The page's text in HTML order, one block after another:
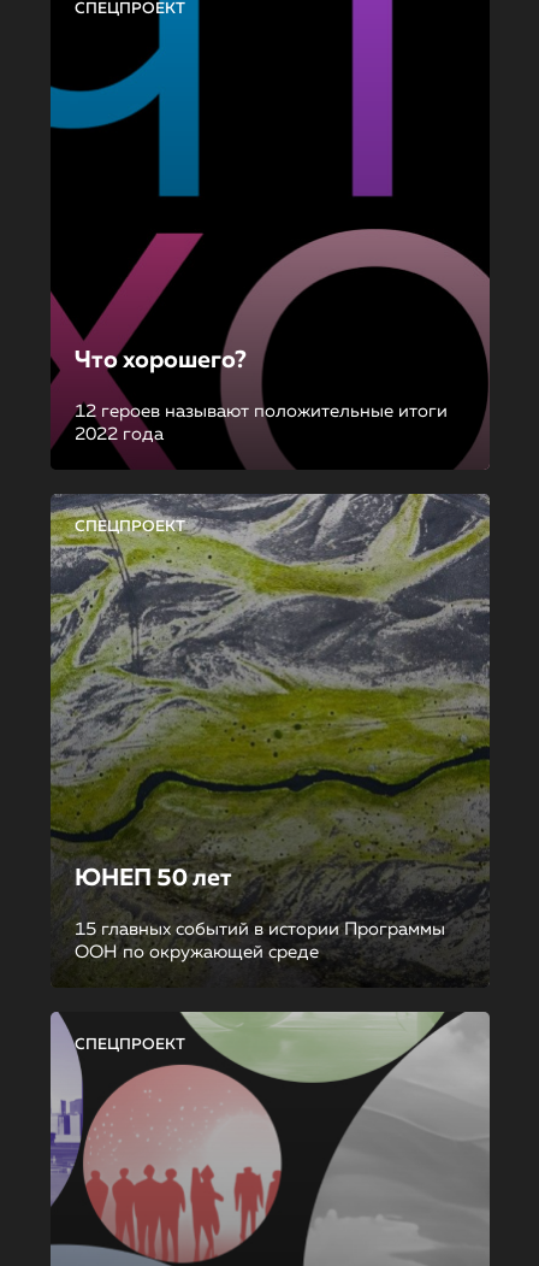
СПЕЦПРОЕКТ
Что хорошего?
12 героев называют положительные итоги
2022 года
СПЕЦПРОЕКТ
ЮНЕП 50 лет
15 главных событий в истории Программы
ООН по окружающей среде
СПЕЦПРОЕКТ